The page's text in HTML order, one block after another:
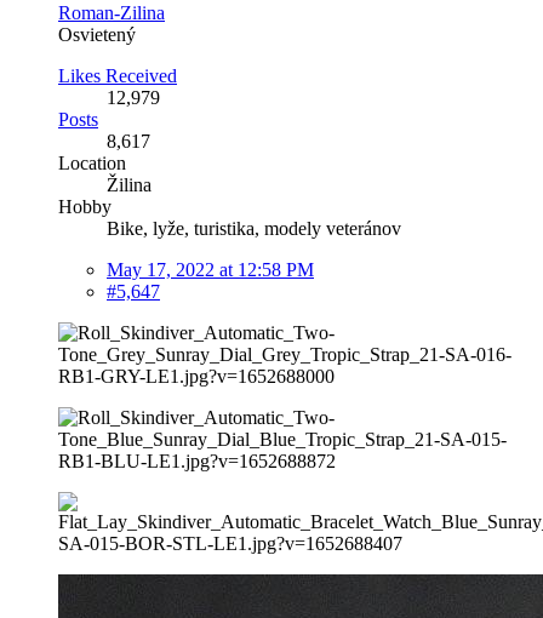
Roman-Zilina
Osvietený
Likes Received
12,979
Posts
8,617
Location
Žilina
Hobby
Bike, lyže, turistika, modely veteránov
May 17, 2022 at 12:58 PM
#5,647